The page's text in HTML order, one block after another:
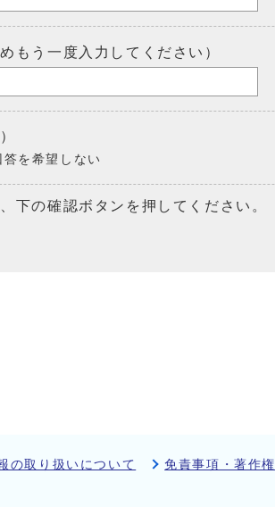
もう一度入力してください）
）
答を希望しない
下の確認ボタンを押してください。
の取り扱いについて 免責事項・著作権